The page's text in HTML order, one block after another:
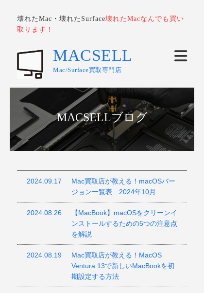
壊れたMac・壊れたSurface壊れたMacなんでも買い
取ります！
MACSELL
Mac/Surface買取専門店
MACSELLブログ
2024.09.17
Mac買取店が教える！macOSバー
ジョン一覧表 2024年10月
2024.08.26
【MacBook】macOSをクリーンイ
ンストールするための5つの注意点
を解説
2024.08.19
Mac買取店が教える！MacOS
Ventura 13で新しいMacBookを初
期設定する方法